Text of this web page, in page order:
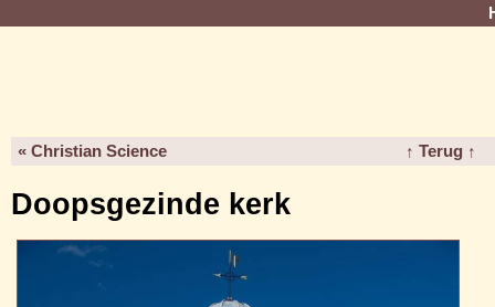
« Christian Science ↑ Terug ↑
Doopsgezinde kerk